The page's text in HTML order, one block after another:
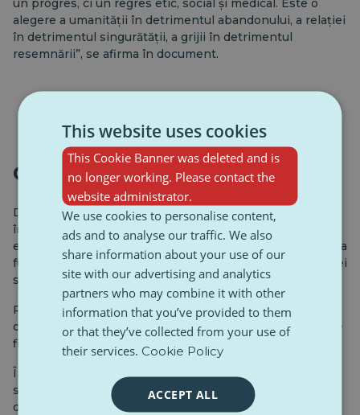
un progres, ci un regres etic, social și medical. Este o
alegere a umanității în detrimentul abandonului, a relației
în detrimentul singurătății, a grijii în detrimentul
resemnării”, se afirma în document.
Ce spune legea?
Dacă inițiativa este aprobată de Senat în toamnă,
începând cu 2026, Franța se va alătura rândurilor țărilor
europene care au legalizat moartea asistată – înțeleasă ca
furnizarea unei persoane bolnave în fază terminală a unei
substanțe care duce la moarte.
Proiectul de lege permite, de asemenea, în anumite
condiții, eutanasia, ceea ce înseamnă că substanța poate
fi administrată de un medic.
În ambele cazuri, acest lucru se aplică pacienților care
suferă de boli incurabile, în stadiu avansat, care cauzează
dureri persistente ce nu pot fi ameliorate.
This website uses cookies
This Cookie Banner was deleted and is
no longer working. Please contact the
website administrator.
We use cookies to personalise content,
ads and to analyse our traffic. We also
share information about your use of our
site with our advertising and analytics
partners who may combine it with other
information that you’ve provided to them
or that they’ve collected from your use of
their services. Cookie Policy
ACCEPT ALL